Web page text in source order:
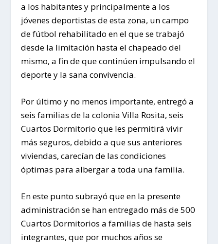
a los habitantes y principalmente a los
jóvenes deportistas de esta zona, un campo
de fútbol rehabilitado en el que se trabajó
desde la limitación hasta el chapeado del
mismo, a fin de que continúen impulsando el
deporte y la sana convivencia.
Por último y no menos importante, entregó a
seis familias de la colonia Villa Rosita, seis
Cuartos Dormitorio que les permitirá vivir
más seguros, debido a que sus anteriores
viviendas, carecían de las condiciones
óptimas para albergar a toda una familia.
En este punto subrayó que en la presente
administración se han entregado más de 500
Cuartos Dormitorios a familias de hasta seis
integrantes, que por muchos años se